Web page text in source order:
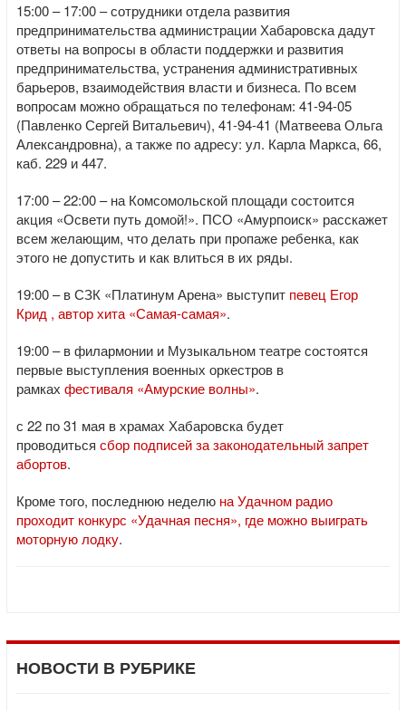
15:00 – 17:00 – сотрудники отдела развития
предпринимательства администрации Хабаровска дадут
ответы на вопросы в области поддержки и развития
предпринимательства, устранения административных
барьеров, взаимодействия власти и бизнеса. По всем
вопросам можно обращаться по телефонам: 41-94-05
(Павленко Сергей Витальевич), 41-94-41 (Матвеева Ольга
Александровна), а также по адресу: ул. Карла Маркса, 66,
каб. 229 и 447.
17:00 – 22:00 – на Комсомольской площади состоится
акция «Освети путь домой!». ПСО «Амурпоиск» расскажет
всем желающим, что делать при пропаже ребенка, как
этого не допустить и как влиться в их ряды.
19:00 – в СЗК «Платинум Арена» выступит певец Егор
Крид , автор хита «Самая-самая».
19:00 – в филармонии и Музыкальном театре состоятся
первые выступления военных оркестров в
рамках фестиваля «Амурские волны».
с 22 по 31 мая в храмах Хабаровска будет
проводиться сбор подписей за законодательный запрет
абортов.
Кроме того, последнюю неделю на Удачном радио
проходит конкурс «Удачная песня», где можно выиграть
моторную лодку.
НОВОСТИ В РУБРИКЕ